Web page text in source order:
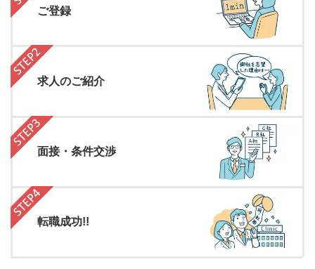
ご登録
求人のご紹介
面接・条件交渉
転職成功!!